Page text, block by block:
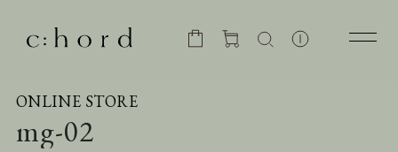
ONLINE STORE
mg-02